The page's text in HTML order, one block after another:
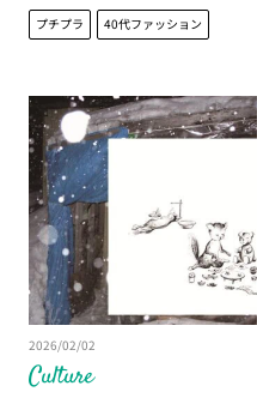
プチプラ 40代ファッション
Culture
2026/02/02